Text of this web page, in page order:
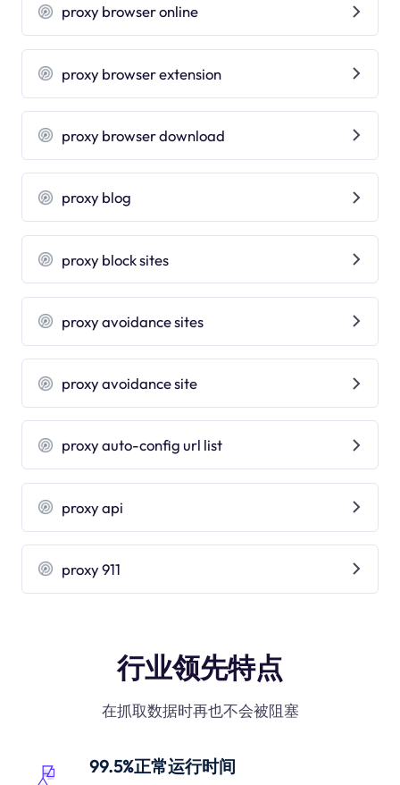
proxy browser online
proxy browser extension
proxy browser download
proxy blog
proxy block sites
proxy avoidance sites
proxy avoidance site
proxy auto-config url list
proxy api
proxy 911
行业领先特点
在抓取数据时再也不会被阻塞
99.5%正常运行时间